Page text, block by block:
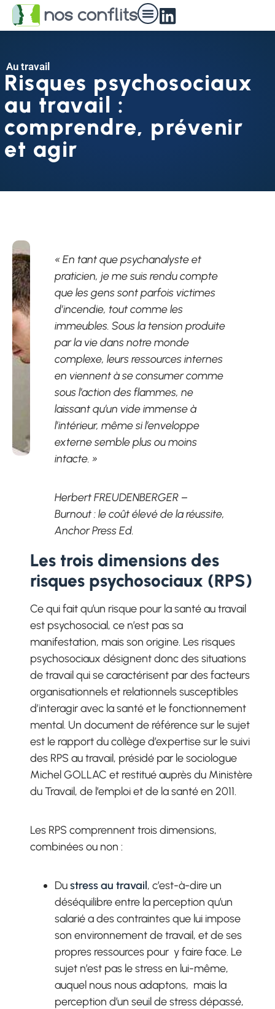
Au travail
Risques psychosociaux
au travail :
comprendre, prévenir
et agir
« En tant que psychanalyste et
praticien, je me suis rendu compte
que les gens sont parfois victimes
d’incendie, tout comme les
immeubles. Sous la tension produite
par la vie dans notre monde
complexe, leurs ressources internes
en viennent à se consumer comme
sous l’action des flammes, ne
laissant qu’un vide immense à
l’intérieur, même si l’enveloppe
externe semble plus ou moins
intacte. »
Herbert FREUDENBERGER –
Burnout : le coût élevé de la réussite,
Anchor Press Ed.
Les trois dimensions des
risques psychosociaux (RPS)
Ce qui fait qu’un risque pour la santé au travail
est psychosocial, ce n’est pas sa
manifestation, mais son origine. Les risques
psychosociaux désignent donc des situations
de travail qui se caractérisent par des facteurs
organisationnels et relationnels susceptibles
d’interagir avec la santé et le fonctionnement
mental. Un document de référence sur le sujet
est le rapport du collège d’expertise sur le suivi
des RPS au travail, présidé par le sociologue
Michel GOLLAC et restitué auprès du Ministère
du Travail, de l’emploi et de la santé en 2011.
Les RPS comprennent trois dimensions,
combinées ou non :
Dustress au travail, c’est-à-dire un
déséquilibre entre la perception qu’un
salarié a des contraintes que lui impose
son environnement de travail, et de ses
propres ressources pour y faire face. Le
sujet n’est pas le stress en lui-même,
auquel nous nous adaptons, mais la
perception d’un seuil de stress dépassé,